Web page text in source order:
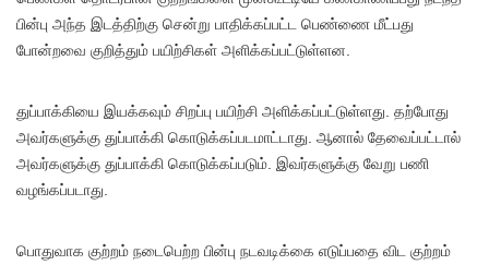
பின்பு அந்த இடத்திற்கு சென்று பாதிக்கப்பட்ட பெண்ணை மீட்பது
போன்றவை குறித்தும் பயிற்சிகள் அளிக்கப்பட்டுள்ளன.
துப்பாக்கியை இயக்கவும் சிறப்பு பயிற்சி அளிக்கப்பட்டுள்ளது. தற்போது
அவர்களுக்கு துப்பாக்கி கொடுக்கப்படமாட்டாது. ஆனால் தேவைப்பட்டால்
அவர்களுக்கு துப்பாக்கி கொடுக்கப்படும். இவர்களுக்கு வேறு பணி
வழங்கப்படாது.
பொதுவாக குற்றம் நடைபெற்ற பின்பு நடவடிக்கை எடுப்பதை விட குற்றம்